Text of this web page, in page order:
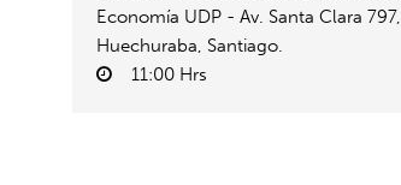
Economía UDP - Av. Santa Clara 797,
Huechuraba, Santiago.
11:00 Hrs